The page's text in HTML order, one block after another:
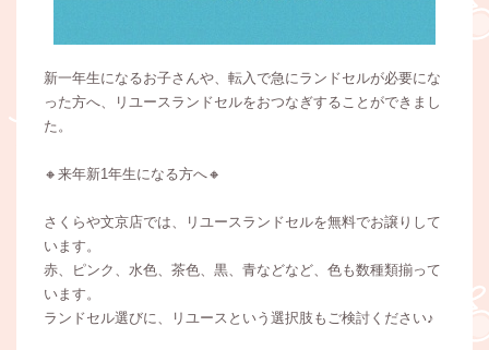
新一年生になるお子さんや、転入で急にランドセルが必要にな
った方へ、リユースランドセルをおつなぎすることができまし
た。
🔸来年新1年生になる方へ🔸
さくらや文京店では、リユースランドセルを無料でお譲りして
います。
赤、ピンク、水色、茶色、黒、青などなど、色も数種類揃って
います。
ランドセル選びに、リユースという選択肢もご検討ください♪